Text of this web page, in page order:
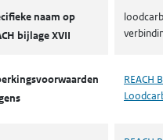
naam op
bijlage XVII
REACH